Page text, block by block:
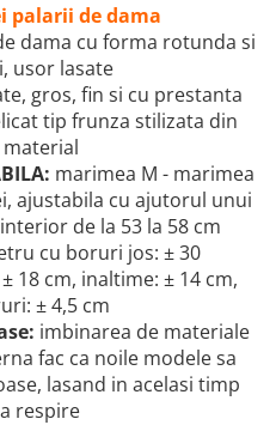
palarii de dama
dama cu forma rotunda si
usor lasate
gros, fin si cu prestanta
tip frunza stilizata din
material
marimea M - marimea
ajustabila cu ajutorul unui
de la 53 la 58 cm
cu boruri jos: ± 30
18 cm, inaltime: ± 14 cm,
± 4,5 cm
imbinarea de materiale
fac ca noile modele sa
lasand in acelasi timp
respire